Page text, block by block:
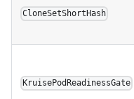
CloneSetShortHash
KruisePodReadinessGate